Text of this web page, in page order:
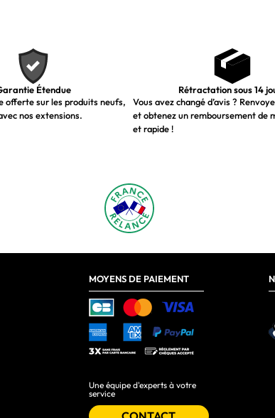
Étendue
offerte sur les produits neufs,
nos extensions.
Rétractation sous 14
Vous avez changé d’avis ?
et obtenez un remboursement de
et rapide !
MOYENS DE PAIEMENT
Une équipe d'experts à votre
service